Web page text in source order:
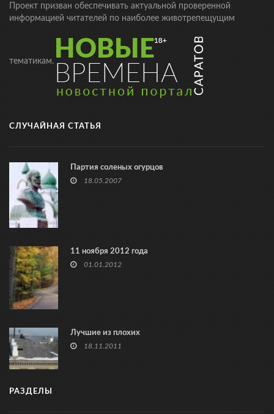
Проект призван обеспечивать актуальной проверенной
информацией читателей по наиболее животрепещущим
тематикам.
СЛУЧАЙНАЯ СТАТЬЯ
Партия соленых огурцов
18.05.2007
11 ноября 2012 года
01.01.2012
Лучшие из плохих
18.11.2011
РАЗДЕЛЫ